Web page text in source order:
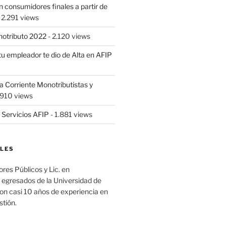
consumidores finales a partir de
views
2022- 2.120 views
empleador te dio de Alta en AFIP
Corriente Monotributistas y
views
AFIP - 1.881 views
Públicos y Lic. en
de la Universidad de
casi 10 años de experiencia en